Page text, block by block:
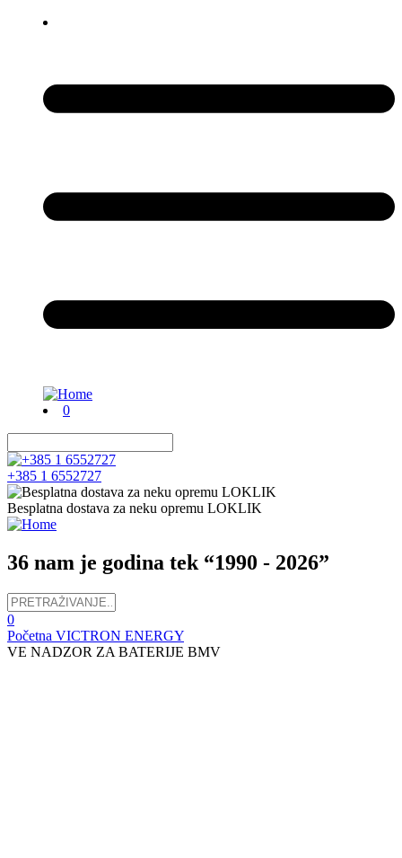
0
+385 1 6552727
Besplatna dostava za neku opremu LOKLIK
36 nam je godina tek “1990 - 2026”
0
Početna VICTRON ENERGY
VE NADZOR ZA BATERIJE BMV